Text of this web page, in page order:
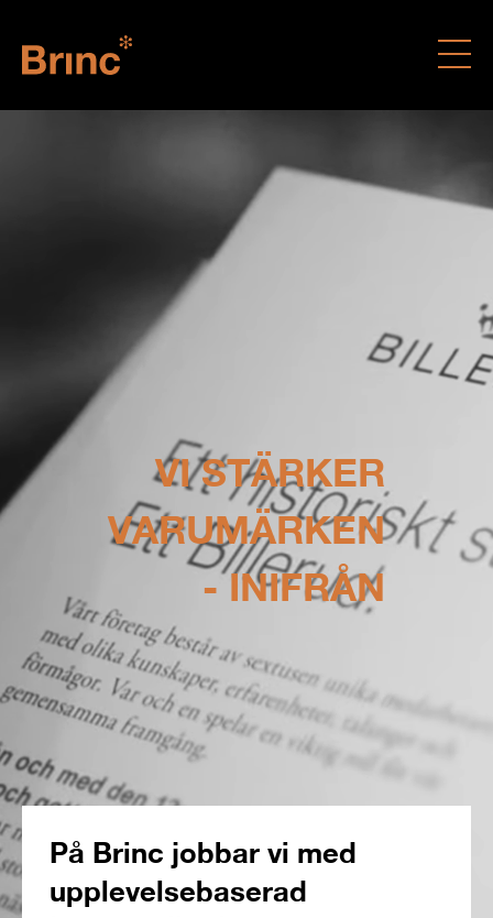
VI STÄRKER
VARUMÄRKEN
- INIFRÅN
På Brinc jobbar vi med
upplevelsebaserad